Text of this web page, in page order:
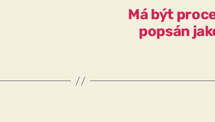
Má být
popsán